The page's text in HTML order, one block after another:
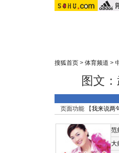
搜狐首页 > 体育频道 >
图文
页面功能 【我来说两
范
大